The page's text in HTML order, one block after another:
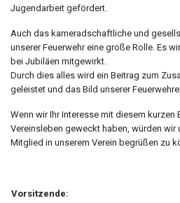
Jugendarbeit gefördert.
Auch das kameradschaftliche und
unserer Feuerwehr eine große Rolle. Es
bei Jubiläen mitgewirkt.
Durch dies alles wird ein Beitrag zum
geleistet und das Bild unserer
Wenn wir Ihr Interesse mit diesem kurzen
Vereinsleben geweckt haben, würden wir
Mitglied in unserem Verein begrüßen zu
Vorsitzende: